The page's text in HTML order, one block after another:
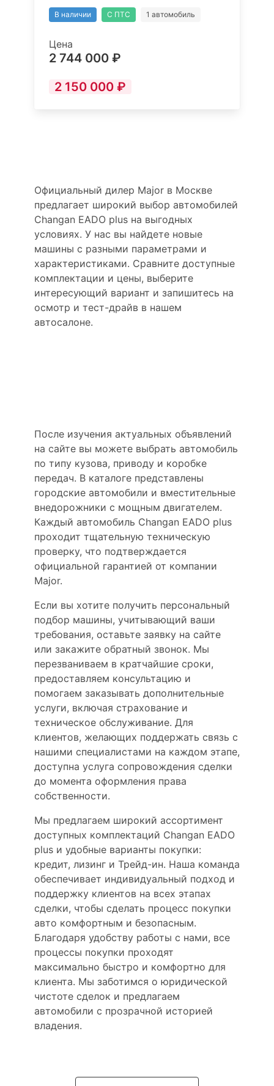
В наличии С ПТС 1 автомобиль
Цена
2 744 000 ₽
2 150 000 ₽
Официальный дилер Major в Москве
предлагает широкий выбор автомобилей
Changan EADO plus на выгодных
условиях. У нас вы найдете новые
машины с разными параметрами и
характеристиками. Сравните доступные
комплектации и цены, выберите
интересующий вариант и запишитесь на
осмотр и тест-драйв в нашем
автосалоне.
После изучения актуальных объявлений
на сайте вы можете выбрать автомобиль
по типу кузова, приводу и коробке
передач. В каталоге представлены
городские автомобили и вместительные
внедорожники с мощным двигателем.
Каждый автомобиль Changan EADO plus
проходит тщательную техническую
проверку, что подтверждается
официальной гарантией от компании
Major.
Если вы хотите получить персональный
подбор машины, учитывающий ваши
требования, оставьте заявку на сайте
или закажите обратный звонок. Мы
перезваниваем в кратчайшие сроки,
предоставляем консультацию и
помогаем заказывать дополнительные
услуги, включая страхование и
техническое обслуживание. Для
клиентов, желающих поддержать связь с
нашими специалистами на каждом этапе,
доступна услуга сопровождения сделки
до момента оформления права
собственности.
Мы предлагаем широкий ассортимент
доступных комплектаций Changan EADO
plus и удобные варианты покупки:
кредит, лизинг и Трейд-ин. Наша команда
обеспечивает индивидуальный подход и
поддержку клиентов на всех этапах
сделки, чтобы сделать процесс покупки
авто комфортным и безопасным.
Благодаря удобству работы с нами, все
процессы покупки проходят
максимально быстро и комфортно для
клиента. Мы заботимся о юридической
чистоте сделок и предлагаем
автомобили с прозрачной историей
владения.